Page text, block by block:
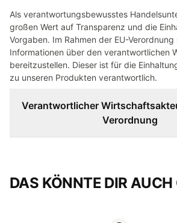
Als verantwortungsbewusstes
großen Wert auf Transparenz und die
Vorgaben. Im Rahmen der EU-
Informationen über den verantwortlichen
bereitzustellen. Dieser ist für die
zu unseren Produkten verantwortlich.
Verantwortlicher
Verordnung
DAS KÖNNTE DIR AUCH